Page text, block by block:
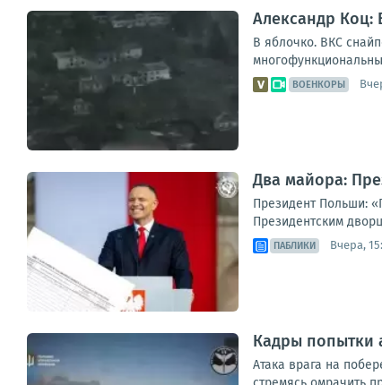
Александр Коц:
В яблочко. ВКС
ВОЕНКОРЫ
Два майора:
Президент Польши:
Президентским
ПАБЛИКИ Вчера,
Кадры попытки
Атака врага на